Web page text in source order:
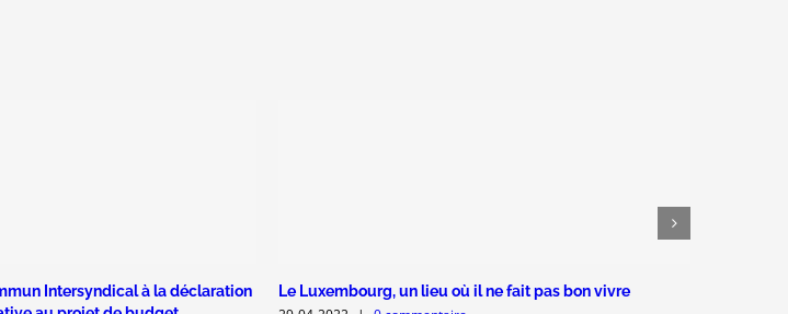
Intersyndical à la déclaration
Le Luxembourg, un lieu où il ne fait pas bon vivre